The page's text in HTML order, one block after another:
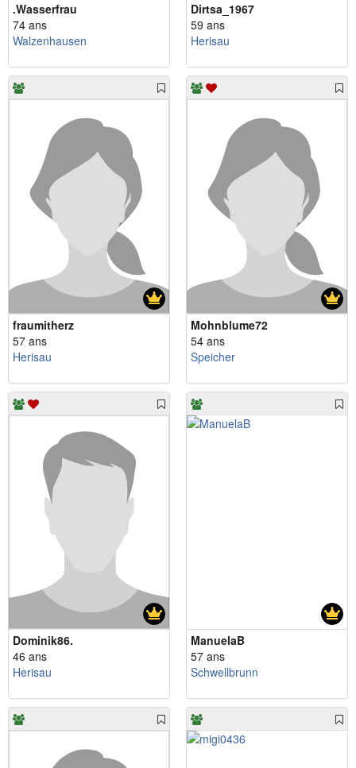
.Wasserfrau
74 ans
Walzenhausen
Dirtsa_1967
59 ans
Herisau
fraumitherz
57 ans
Herisau
Mohnblume72
54 ans
Speicher
Dominik86.
46 ans
Herisau
ManuelaB
57 ans
Schwellbrunn